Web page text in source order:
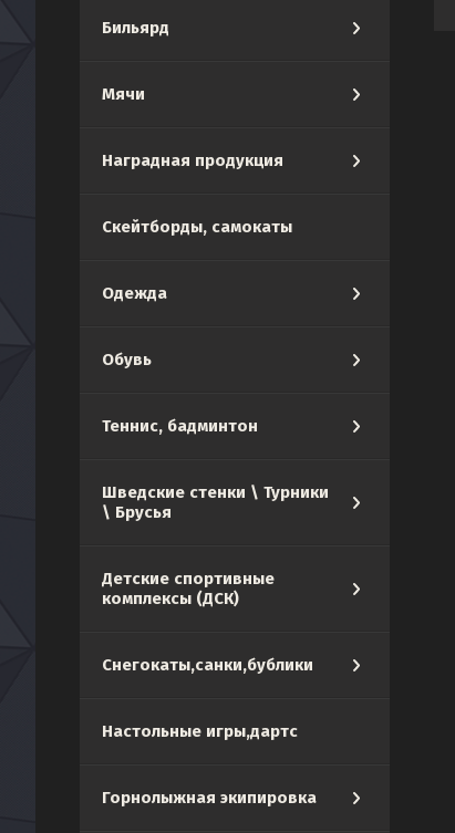
Бильярд
Мячи
Наградная продукция
Скейтборды, самокаты
Одежда
Обувь
Теннис, бадминтон
Шведские стенки \ Турники
\ Брусья
Детские спортивные
комплексы (ДСК)
Снегокаты,санки,бублики
Настольные игры,дартс
Горнолыжная экипировка